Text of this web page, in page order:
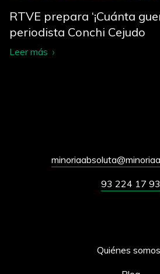
RTVE prepara ‘¡Cuánta
periodista Conchi Cejudo
Leer más
93 224 17 93
Quiénes